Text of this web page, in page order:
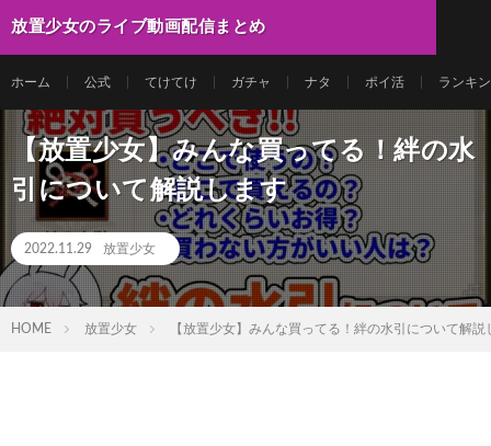
放置少女のライブ動画配信まとめ
ホーム 公式 てけてけ ガチャ ナタ ポイ活 ランキ
【放置少女】みんな買ってる！絆の水
引について解説します
2022.11.29 放置少女
HOME 放置少女 【放置少女】みんな買ってる！絆の水引について解説